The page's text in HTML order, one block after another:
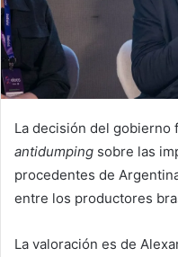
La decisión del gobierno
antidumping sobre las
procedentes de
entre los productores
La valoración es de